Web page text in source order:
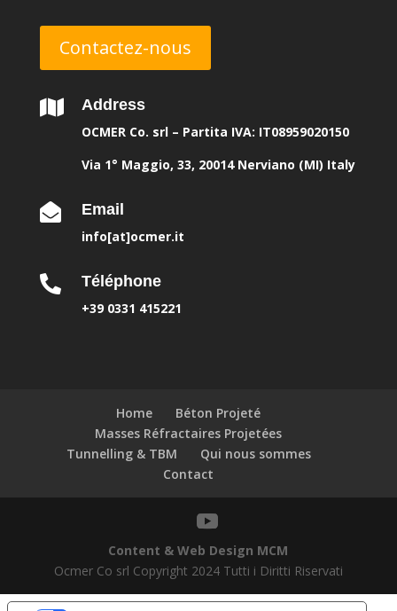
Contactez-nous
 Address
OCMER Co. srl – Partita IVA: IT08959020150
Via 1° Maggio, 33, 20014 Nerviano (MI) Italy
 Email
info[at]ocmer.it
 Téléphone
+39 0331 415221
Home
Béton Projeté
Masses Réfractaires Projetées
Tunnelling & TBM
Qui nous sommes
Contact
Content & Web Design MCM
Ocmer Co srl Copyright 2024 Tutti i Diritti Riservati